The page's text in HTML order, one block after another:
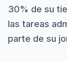
30% de su
las tareas
parte de su